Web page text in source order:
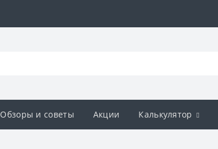
Обзоры и советы Акции Калькулятор